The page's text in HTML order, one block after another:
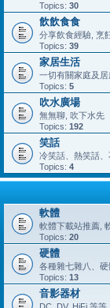
Topics: 30
飲飲食食
分享飲食經驗, 烹
Topics: 39
家居生活
一切有關家庭及居
Topics: 5
吹水廣場
無無聊, 吹下水先
Topics: 192
笑話
冷笑話、熱笑話
Topics: 4
軟體
軟體下載站推薦,
Topics: 20
硬體
各種雜七雜八、
Topics: 13
音影器材